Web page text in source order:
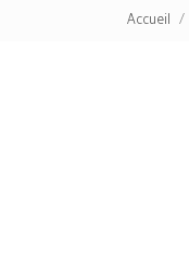
Accueil